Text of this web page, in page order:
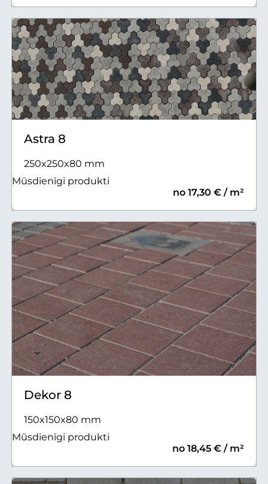
Astra 8
250x250x80 mm
Mūsdienīgi produkti
no 17,30 € / m²
Dekor 8
150x150x80 mm
Mūsdienīgi produkti
no 18,45 € / m²